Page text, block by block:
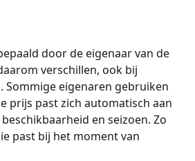
door de eigenaar van de
verschillen, ook bij
Sommige eigenaren gebruiken
prijs past zich automatisch aan
en seizoen. Zo
past bij het moment van